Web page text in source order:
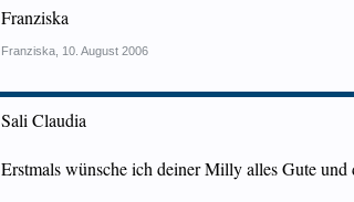
Franziska
Franziska 10. August 2006
Sali Claudia
Erstmals wünsche ich deiner Milly alles Gute und